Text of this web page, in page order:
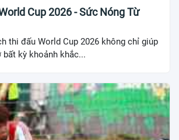
Cup 2026 - Sức Nóng Từ
thi đấu World Cup 2026 không chỉ giúp
bất kỳ khoảnh khắc...